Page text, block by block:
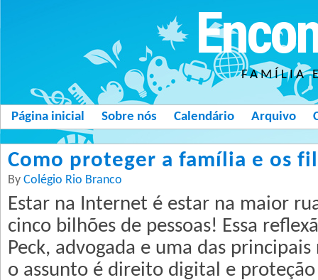
FAMÍLIA
Página inicial Sobre nós Calendário Arquivo
Como proteger a família e os
By Colégio Rio Branco
Estar na Internet é estar na maior
cinco bilhões de pessoas! Essa
Peck, advogada e uma das
o assunto é direito digital e